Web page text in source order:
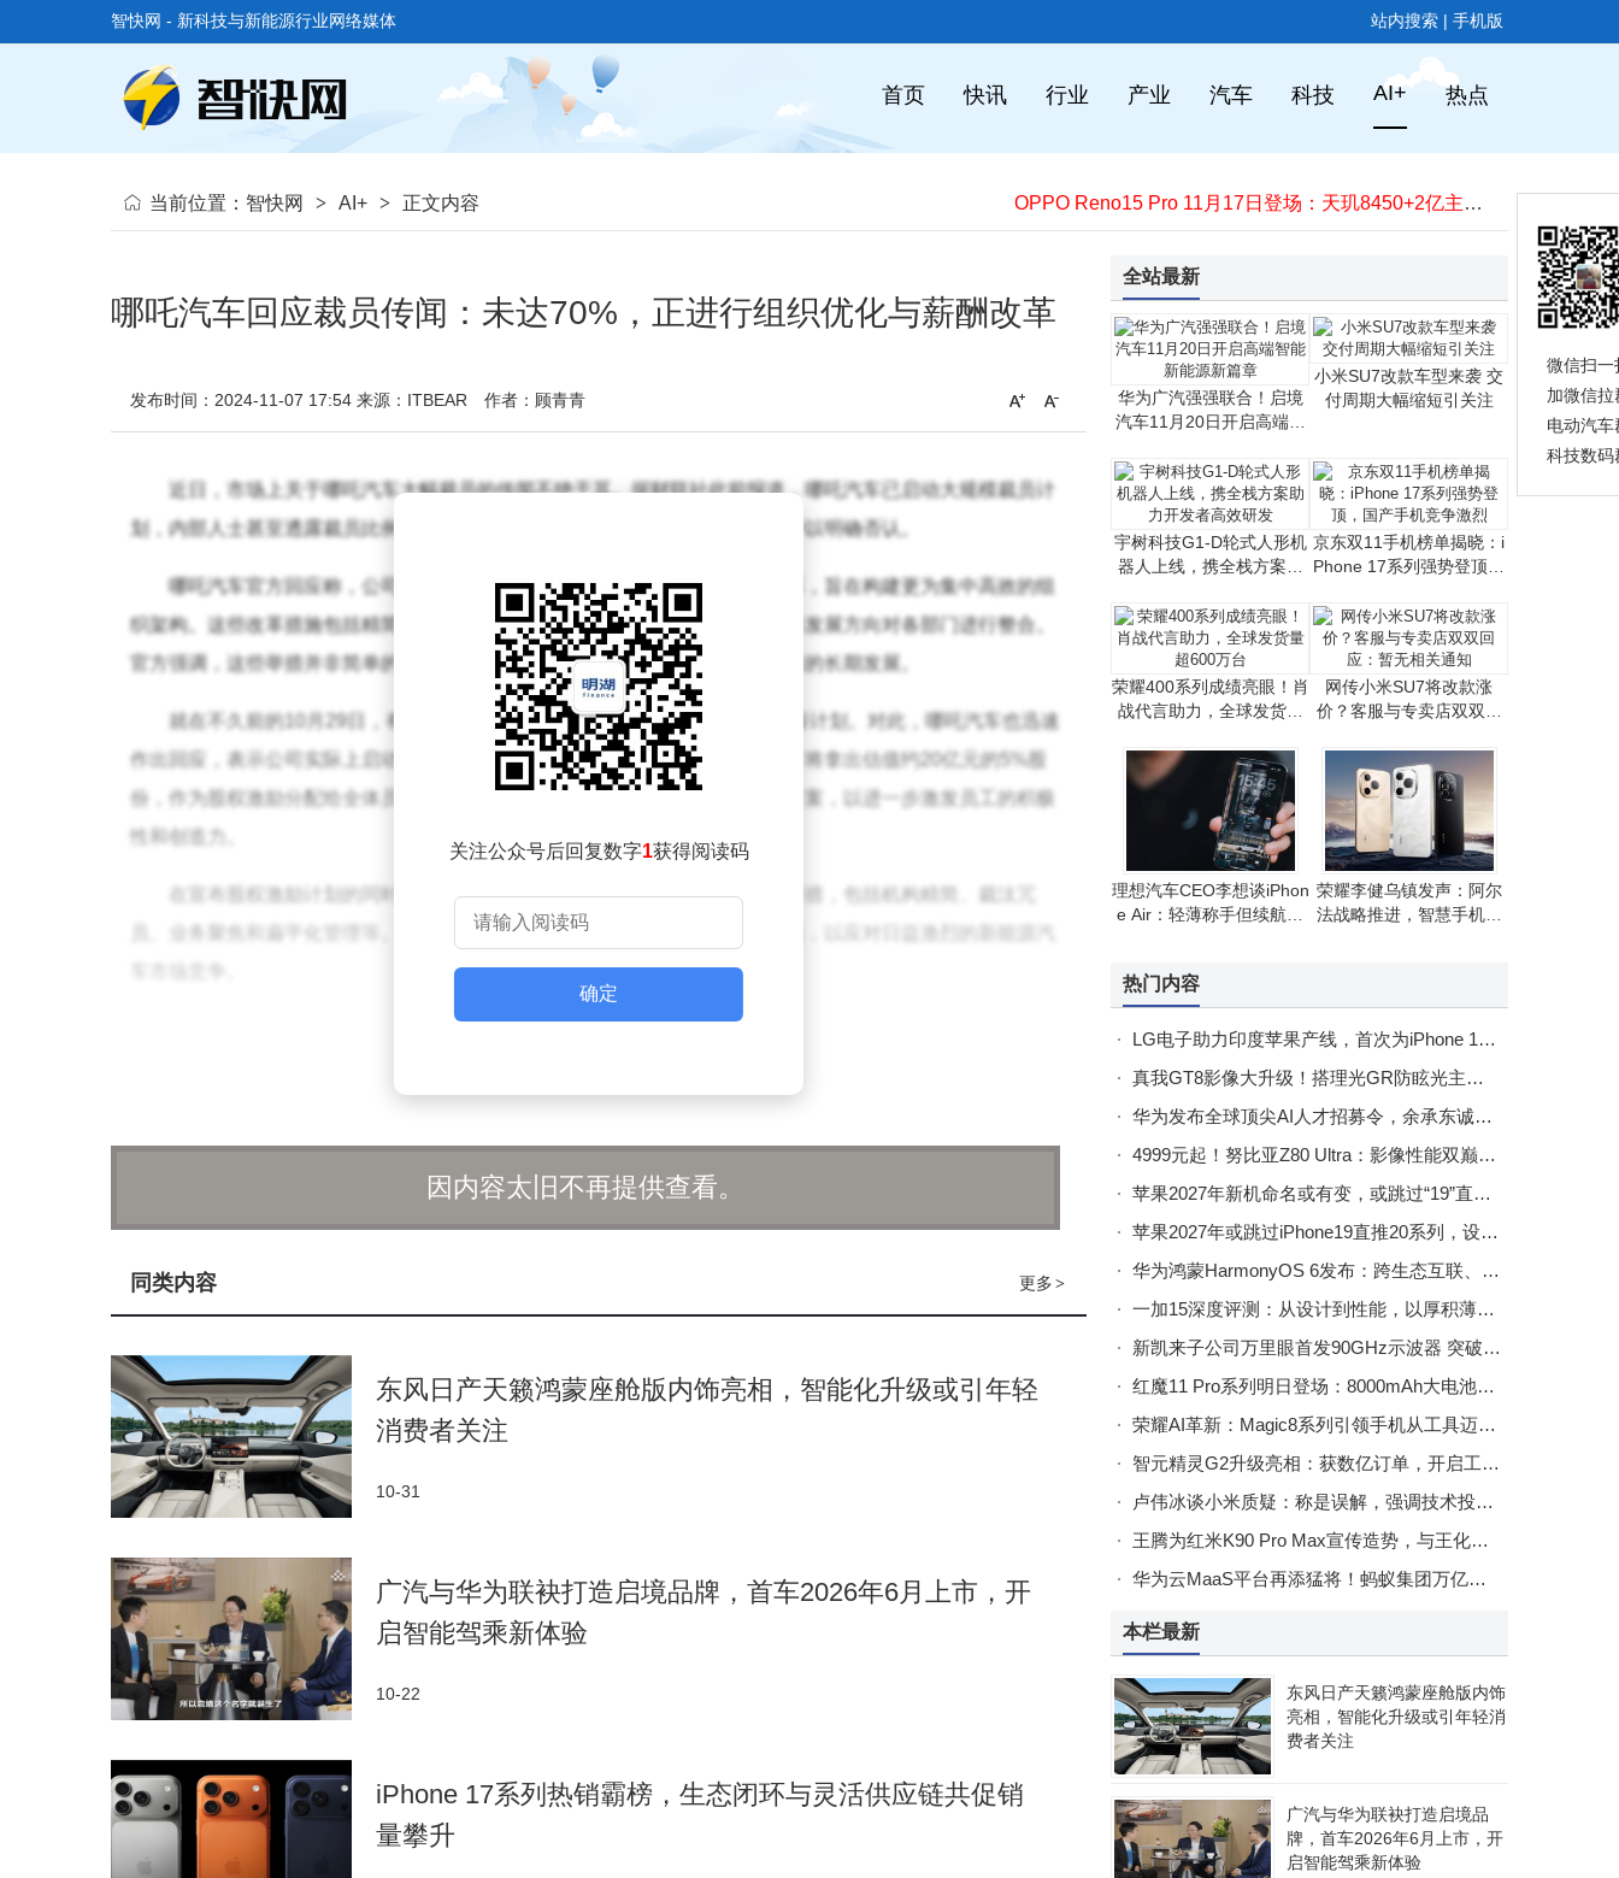
站内搜索 | 手机版
智快网 - 新科技与新能源行业网络媒体
首页 快讯 行业 产业 汽车 科技 AI+ 热点
TCL华星全球显示生态大会：四款新品亮相，AI赋能制造，印刷OLED节能显著
​小米巴黎再拓版图！首家直营小米之家即将盛大开业​
OpenAI推出GPT-5.1系列：对话更有趣，推理更持久，个性化风格增至八种
1899元的iPhone“袜子包”：时尚碰撞下，苹果的配件新探索
谷歌入局私有AI计算：融合云端与端侧AI，隐私保护或成行业新标杆
TCL华星全球显示生态大会：四款新品亮相，AI赋能制造，印刷OLED节能显著
当前位置： 智快网 > AI+ > 正文内容
哪吒汽车回应裁员传闻：未达70%，正进行组织优化与薪酬改革
发布时间：2024-11-07 17:54 来源：ITBEAR 作者：顾青青
近日，市场上关于哪吒汽车大幅裁员的传闻不绝于耳。据财联社此前报道，哪吒汽车已启动大规模裁员计
划，内部人士甚至透露裁员比例可能高达70%。然而，哪吒汽车官方对此传闻予以明确否认。
哪吒汽车官方回应称，公司目前正在进行一系列的组织优化和薪酬绩效改革，旨在构建更为集中高效的组
织架构。这些改革措施包括精简业务、聚焦核心领域，以及根据业务需求和未来发展方向对各部门进行整合。
官方强调，这些举措并非简单的裁员，而是为了更好地适应市场变化和推动公司的长期发展。
就在不久前的10月29日，有媒体曾报道哪吒汽车面向全体研发人员实施降薪计划。对此，哪吒汽车也迅速
作出回应，表示公司实际上启动的是全员股权激励计划。根据该计划，哪吒汽车将拿出估值约20亿元的5%股
份，作为股权激励分配给全体员工。同时，公司还宣布了新的工资及绩效考核方案，以进一步激发员工的积极
性和创造力。
在宣布股权激励计划的同时，哪吒汽车也透露了将实施一系列降本增效的举措，包括机构精简、裁汰冗
员、业务聚焦和扁平化管理等。这些措施旨在提高公司的运营效率和市场竞争力，以应对日益激烈的新能源汽
关注公众号后回复数字1获得阅读码
确定
因内容太旧不再提供查看。
更多 >
同类内容
东风日产天籁鸿蒙座舱版内饰亮相，智能化升级或引年轻
消费者关注
10-31
广汽与华为联袂打造启境品牌，首车2026年6月上市，开
启智能驾乘新体验
10-22
iPhone 17系列热销霸榜，生态闭环与灵活供应链共促销
量攀升
全站最新
华为广汽强强联合！启境
汽车11月20日开启高端智
小米SU7改款车型来袭 交
付周期大幅缩短引关注
宇树科技G1-D轮式人形机
器人上线，携全栈方案助
京东双11手机榜单揭晓：i
Phone 17系列强势登顶，
荣耀400系列成绩亮眼！肖
战代言助力，全球发货量
网传小米SU7将改款涨
价？客服与专卖店双双回
理想汽车CEO李想谈iPhon
e Air：轻薄称手但续航有
荣耀李健乌镇发声：阿尔
法战略推进，智慧手机生
热门内容
LG电子助力印度苹果产线，首次为iPhone 17生产提供关键设备
真我GT8影像大升级！搭理光GR防眩光主摄，五大影调+定制模式全配齐
华为发布全球顶尖AI人才招募令，余承东诚邀热爱AI的年轻人共攀高峰
4999元起！努比亚Z80 Ultra：影像性能双巅峰的诚意之作
苹果2027年新机命名或有变，或跳过“19”直接推出“iPhone 20”系列
苹果2027年或跳过iPhone19直推20系列，设计革新纪念初代问世二十周年
华为鸿蒙HarmonyOS 6发布：跨生态互联、安全升级、小艺智能体协同新体验
一加15深度评测：从设计到性能，以厚积薄发之姿引领行业新变革
新凯来子公司万里眼首发90GHz示波器 突破封锁助力3nm/5nm先进制程研发
红魔11 Pro系列明日登场：8000mAh大电池+脉动水冷引擎，真全面屏新体验
荣耀AI革新：Magic8系列引领手机从工具迈向“生命伙伴”新纪元
智元精灵G2升级亮相：获数亿订单，开启工业级具身作业机器人商用新篇章
卢伟冰谈小米质疑：称是误解，强调技术投入，去年已开两家自有工厂
王腾为红米K90 Pro Max宣传造势，与王化评论区互动，真机外观首亮相
华为云MaaS平台再添猛将！蚂蚁集团万亿参数Ling-1T模型上架，专属部署释放强劲能力
本栏最新
东风日产天籁鸿蒙座舱版内饰
亮相，智能化升级或引年轻消
费者关注
广汽与华为联袂打造启境品
牌，首车2026年6月上市，开
启智能驾乘新体验
微信扫一
加微信拉
电动汽车
科技数码